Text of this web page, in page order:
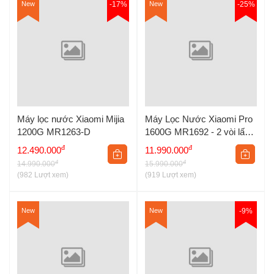
Điều khiển từ xa
: Máy hỗ trợ điều khiển từ xa thông qua ứng
độ tạo ẩm, hẹn giờ và kiểm tra tình trạng máy mọi lúc, mọi nơi.
Thiết kế nhỏ gọn, hiện đại:
Máy tạo độ ẩm Xiaomi Mijia 3
Kháng Khuẩn Hiệu Quả, Bảo Vệ Sức Khỏe Hô
Hấp
-17%
New
Máy lọc nước Xiaomi Mijia
1200G MR1263-D
12.490.000đ
14.990.000đ
(982 Lượt xem)
-25%
New
Máy Lọc Nước Xiaomi Pro
1600G MR1692 - 2 vòi lấy
nước
11.990.000đ
15.990.000đ
(919 Lượt xem)
New -9%
New